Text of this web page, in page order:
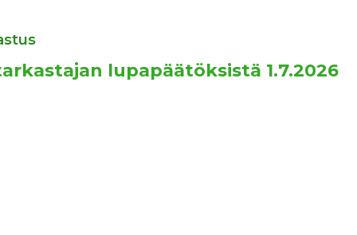
lupapäätöksistä 1.7.2026